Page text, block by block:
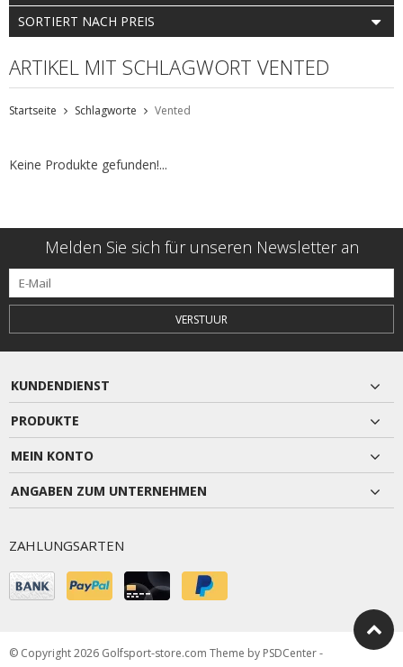
SORTIERT NACH PREIS
ARTIKEL MIT SCHLAGWORT VENTED
Startseite Schlagworte Vented
Keine Produkte gefunden!...
Melden Sie sich für unseren Newsletter an
VERSTUUR
KUNDENDIENST
PRODUKTE
MEIN KONTO
ANGABEN ZUM UNTERNEHMEN
ZAHLUNGSARTEN
© Copyright 2026 Golfsport-store.com Theme by PSDCenter-